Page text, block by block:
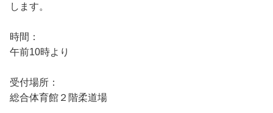
します。
時間：
午前10時より
受付場所：
総合体育館２階柔道場